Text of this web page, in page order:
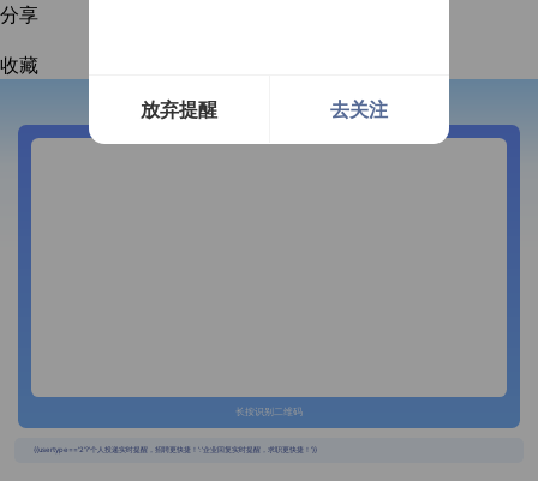
分享
收藏
长按识别二维码
{{usertype=='2'?'个人投递实时提醒，招聘更快捷！':'企业回复实时提醒，求职更快捷！'}}
放弃提醒 去关注